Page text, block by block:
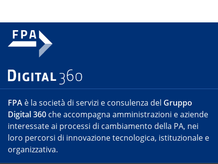
FPA è la società di servizi e consulenza del Gruppo
Digital 360 che accompagna amministrazioni e aziende
interessate ai processi di cambiamento della PA, nei
loro percorsi di innovazione tecnologica, istituzionale e
organizzativa.